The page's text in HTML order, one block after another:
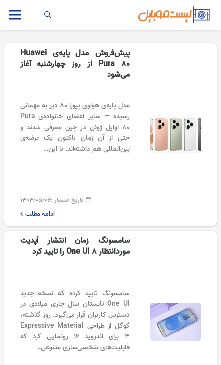
پیش‌فروش مدل پایه‌ی Huawei
Pura 80 از روز چهارشنبه آغاز
می‌شود
مدل پایه‌ی هواوی پیورا ۸۰ دیر به مهمانی
رسیده — سایر اعضای خانواده‌ی Pura
80 اوایل ژوئن در چین معرفی شدند و
حتی از آن زمان تاکنون یک عرضه‌ی
بین‌المللی هم داشته‌اند. با این…
تاریخ انتشار :۱۴۰۴/۰۵/۰۶
ادامه مطلب
سامسونگ زمان انتشار آپدیت
موردانتظار One UI 8 را تایید کرد
سامسونگ تایید کرده که نسخه جدید
One UI تابستان سال جاری میلادی در
دسترس کاربران قرار می‌گیرد. روز گذشته،
گوگل از طراحی Expressive Material
3 برای اندروید ۱۶ رونمایی کرد که
قابلیت‌های شخصی‌سازی متنوعی…